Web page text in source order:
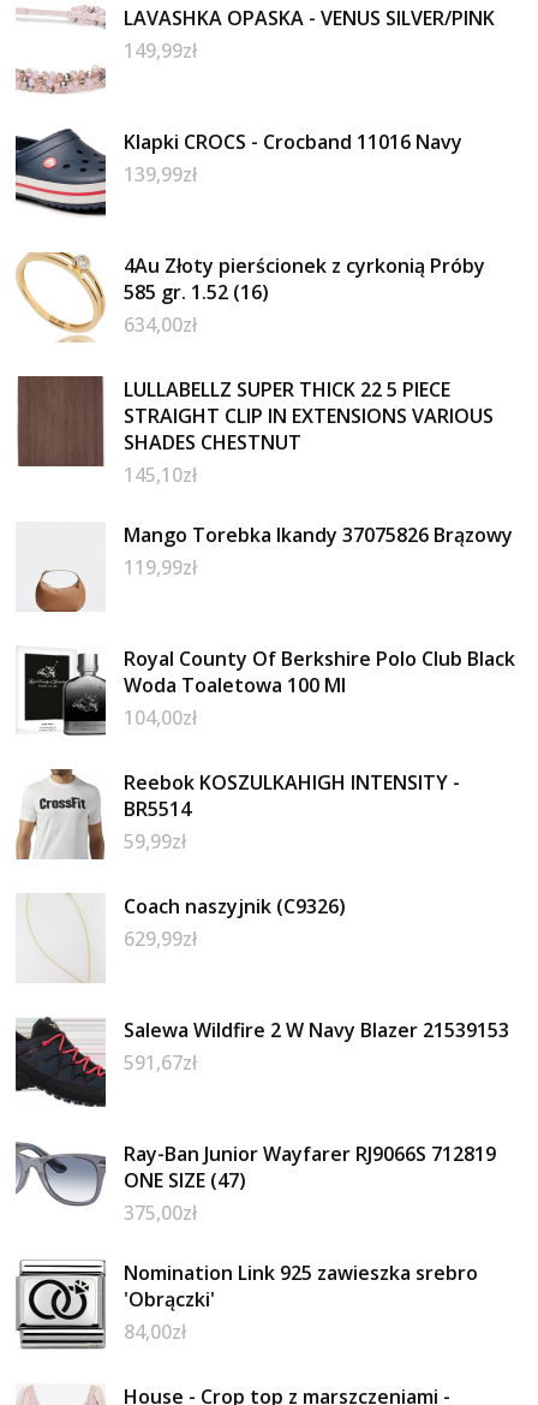
LAVASHKA OPASKA - VENUS SILVER/PINK
149,99zł
Klapki CROCS - Crocband 11016 Navy
139,99zł
4Au Złoty pierścionek z cyrkonią Próby
585 gr. 1.52 (16)
634,00zł
LULLABELLZ SUPER THICK 22 5 PIECE
STRAIGHT CLIP IN EXTENSIONS VARIOUS
SHADES CHESTNUT
145,10zł
Mango Torebka Ikandy 37075826 Brązowy
119,99zł
Royal County Of Berkshire Polo Club Black
Woda Toaletowa 100 Ml
104,00zł
Reebok KOSZULKAHIGH INTENSITY -
BR5514
59,99zł
Coach naszyjnik (C9326)
629,99zł
Salewa Wildfire 2 W Navy Blazer 21539153
591,67zł
Ray-Ban Junior Wayfarer RJ9066S 712819
ONE SIZE (47)
375,00zł
Nomination Link 925 zawieszka srebro
'Obrączki'
84,00zł
House - Crop top z marszczeniami -